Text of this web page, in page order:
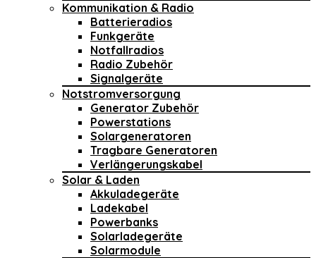
Kommunikation & Radio
Batterieradios
Funkgeräte
Notfallradios
Radio Zubehör
Signalgeräte
Notstromversorgung
Generator Zubehör
Powerstations
Solargeneratoren
Tragbare Generatoren
Verlängerungskabel
Solar & Laden
Akkuladegeräte
Ladekabel
Powerbanks
Solarladegeräte
Solarmodule